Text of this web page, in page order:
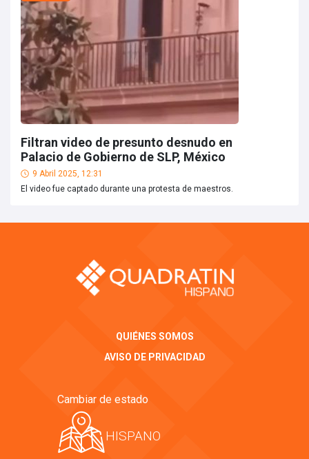
Filtran video de presunto desnudo en
Palacio de Gobierno de SLP, México
9 Abril 2025, 12:31
El video fue captado durante una protesta de maestros.
QUIÉNES SOMOS
AVISO DE PRIVACIDAD
Cambiar de estado
HISPANO